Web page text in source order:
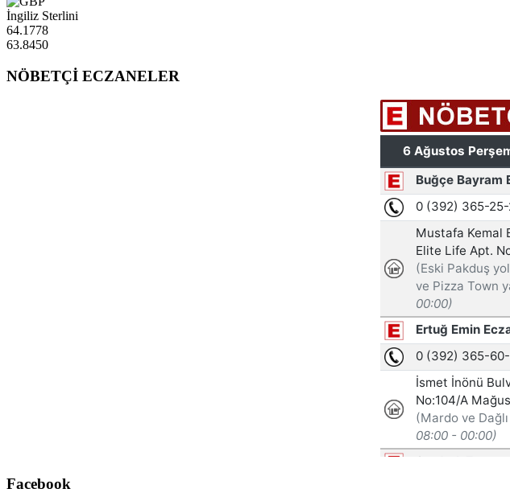
İngiliz Sterlini
64.1778
63.8450
NÖBETÇİ ECZANELER
Facebook